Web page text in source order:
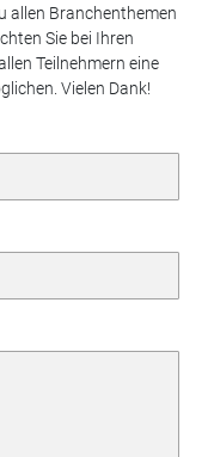
allen Branchenthemen
Sie bei Ihren
Teilnehmern eine
Vielen Dank!